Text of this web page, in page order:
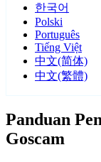
한국어
Polski
Português
Tiếng Việt
中文(简体)
中文(繁體)
Panduan
Goscam